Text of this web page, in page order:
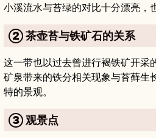
小溪流水与苔绿的对比十分漂亮，
② 茶壶苔与铁矿石的关系
这一带也以过去曾进行褐铁矿开采
矿泉带来的铁分相关现象与苔藓生
特的景观。
③ 观景点